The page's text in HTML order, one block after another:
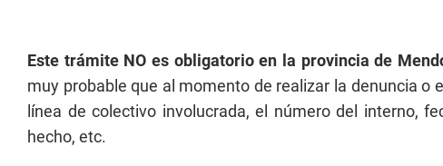
Este trámite NO es obligatorio en la provincia de
muy probable que al momento de realizar la denuncia
línea de colectivo involucrada, el número del interno,
hecho, etc.